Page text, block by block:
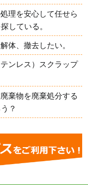
理を安心して任せら
している。
体、撤去したい。
ンレス）スクラップ
棄物を廃棄処分する
？